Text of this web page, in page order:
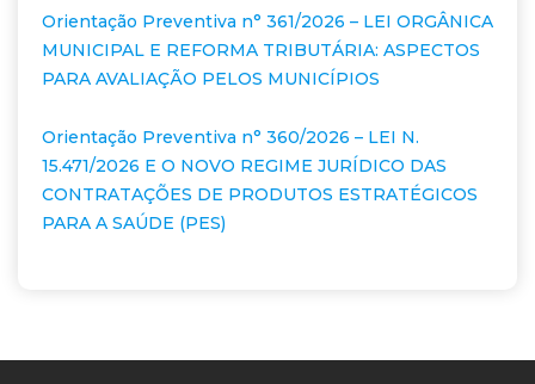
Orientação Preventiva n° 361/2026 – LEI ORGÂNICA
MUNICIPAL E REFORMA TRIBUTÁRIA: ASPECTOS
PARA AVALIAÇÃO PELOS MUNICÍPIOS
Orientação Preventiva n° 360/2026 – LEI N.
15.471/2026 E O NOVO REGIME JURÍDICO DAS
CONTRATAÇÕES DE PRODUTOS ESTRATÉGICOS
PARA A SAÚDE (PES)